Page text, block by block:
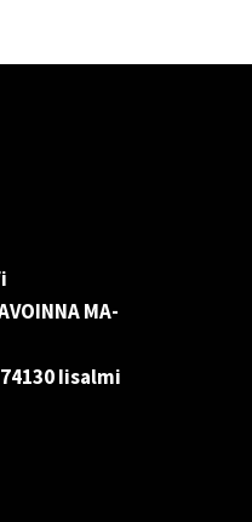
MA-
Iisalmi